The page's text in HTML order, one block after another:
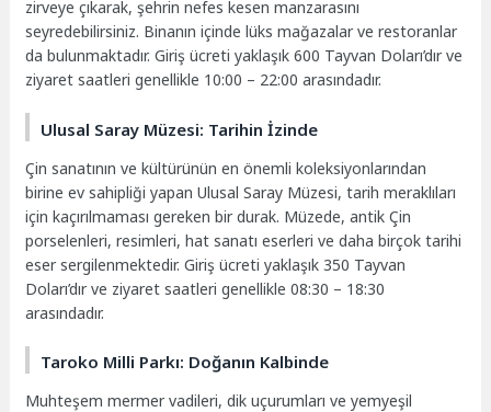
zirveye çıkarak, şehrin nefes kesen manzarasını
seyredebilirsiniz. Binanın içinde lüks mağazalar ve restoranlar
da bulunmaktadır. Giriş ücreti yaklaşık 600 Tayvan Doları’dır ve
ziyaret saatleri genellikle 10:00 – 22:00 arasındadır.
Ulusal Saray Müzesi: Tarihin İzinde
Çin sanatının ve kültürünün en önemli koleksiyonlarından
birine ev sahipliği yapan Ulusal Saray Müzesi, tarih meraklıları
için kaçırılmaması gereken bir durak. Müzede, antik Çin
porselenleri, resimleri, hat sanatı eserleri ve daha birçok tarihi
eser sergilenmektedir. Giriş ücreti yaklaşık 350 Tayvan
Doları’dır ve ziyaret saatleri genellikle 08:30 – 18:30
arasındadır.
Taroko Milli Parkı: Doğanın Kalbinde
Muhteşem mermer vadileri, dik uçurumları ve yemyeşil